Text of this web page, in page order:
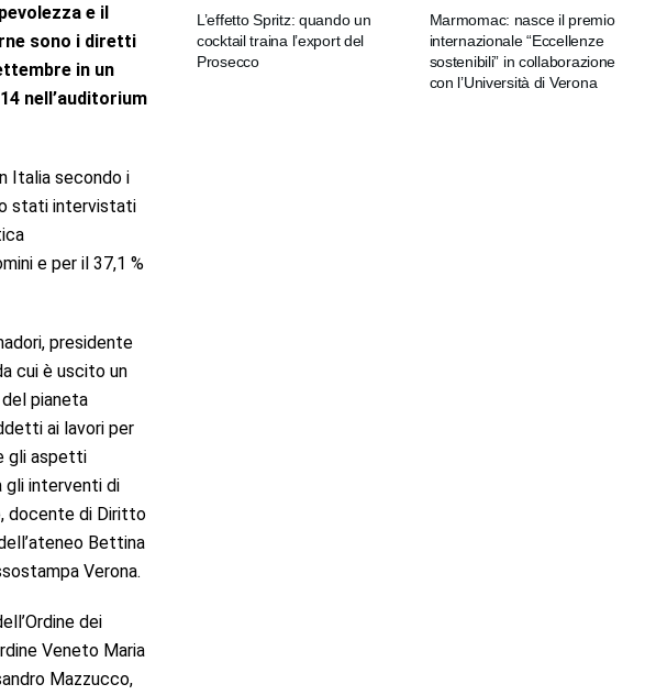
e il
sono i diretti
in un
nell’auditorium
Italia secondo i
stati intervistati
e per il 37,1 %
presidente
cui è uscito un
pianeta
ai lavori per
gli aspetti
gli interventi di
docente di Diritto
Bettina
Verona.
dei
Veneto Maria
Mazzucco,
L’effetto Spritz: quando un
cocktail traina l’export del
Prosecco
Marmomac: nasce il premio
internazionale “Eccellenze
sostenibili” in collaborazione
con l’Università di Verona